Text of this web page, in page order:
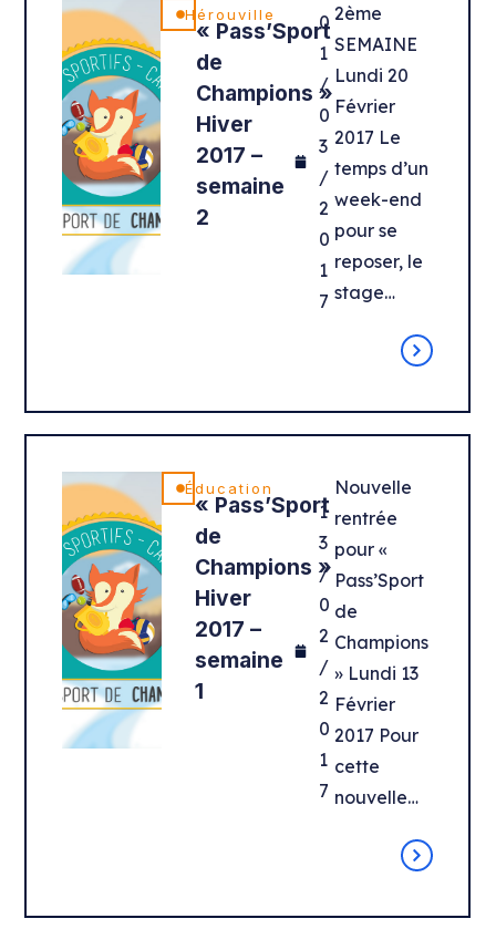
Hérouville
« Pass’Sport
de
Champions »
Hiver
2017 –
semaine
2
0
1
/
0
3
/
2
0
1
7
2ème
SEMAINE
Lundi 20
Février
2017 Le
temps d’un
week-end
pour se
reposer, le
stage…
Éducation
« Pass’Sport
de
Champions »
Hiver
2017 –
semaine
1
1
3
/
0
2
/
2
0
1
7
Nouvelle
rentrée
pour «
Pass’Sport
de
Champions
» Lundi 13
Février
2017 Pour
cette
nouvelle…